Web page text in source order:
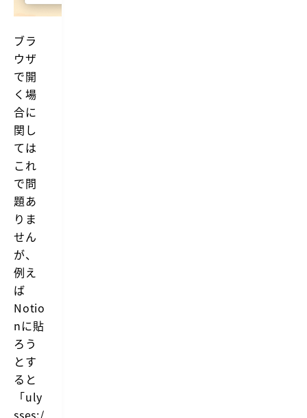
ブラ
ウザ
で開
く場
合に
関し
ては
これ
で問
題あ
りま
せん
が、
例え
ば
Notio
nに貼
ろう
とす
ると
「uly
sses:/